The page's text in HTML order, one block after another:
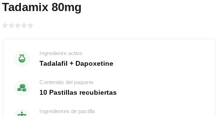
Tadamix 80mg
Ingrediente activo
Tadalafil + Dapoxetine
Contenido del paquete
10 Pastillas recubiertas
Ingredientes de pastilla